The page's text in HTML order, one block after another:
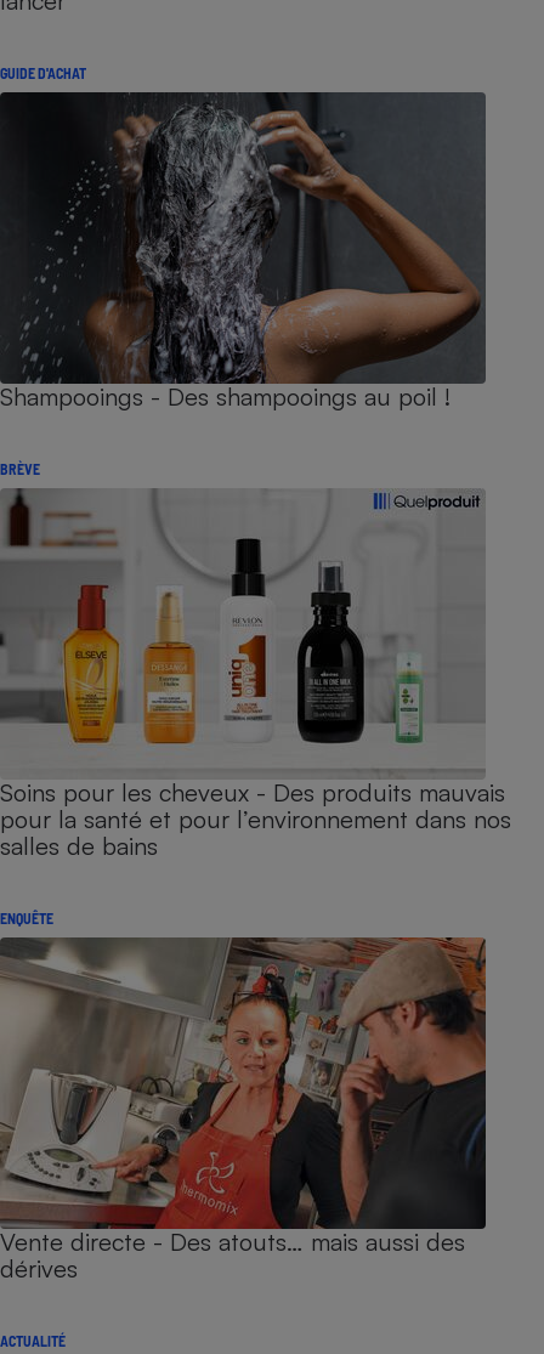
GUIDE D'ACHAT
Shampooings - Des shampooings au poil !
BRÈVE
Soins pour les cheveux - Des produits mauvais
pour la santé et pour l’environnement dans nos
salles de bains
ENQUÊTE
Vente directe - Des atouts… mais aussi des
dérives
ACTUALITÉ